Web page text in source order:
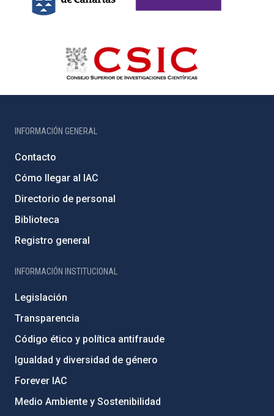
INFORMACIÓN GENERAL
Contacto
Cómo llegar al IAC
Directorio de personal
Biblioteca
Registro general
INFORMACIÓN INSTITUCIONAL
Legislación
Transparencia
Código ético y política antifraude
Igualdad y diversidad de género
Forever IAC
Medio Ambiente y Sostenibilidad